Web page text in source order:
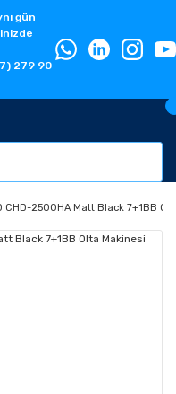
gün
279 90
CHD-2500HA Matt Black 7+1BB